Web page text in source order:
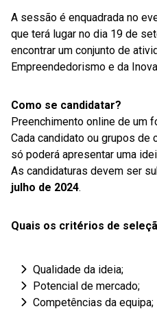
A sessão é enquadrada no
que terá lugar no dia 19 de
encontrar um conjunto de
Empreendedorismo e da
Como se candidatar?
Preenchimento online de um
Cada candidato ou grupos
só poderá apresentar uma
As candidaturas devem ser
julho de 2024.
Quais os critérios de
Qualidade da ideia;
Potencial de mercado;
Competências da equipa;